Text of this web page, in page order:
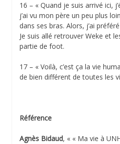
16 – « Quand je suis arrivé ici,
j’ai vu mon père un peu plus
dans ses bras. Alors, j’ai
Je suis allé retrouver Weke et
partie de foot.
17 – « Voilà, c’est ça la vie
de bien différent de toutes les
Référence
Agnès Bidaud, « « Ma vie à